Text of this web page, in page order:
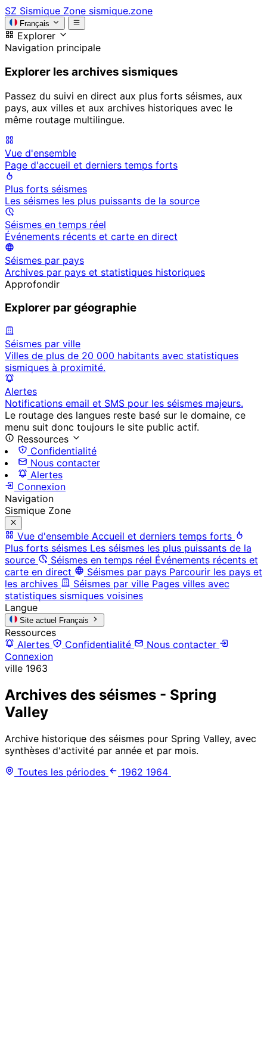
SZ Sismique Zone sismique.zone
Français
Explorer
Navigation principale
Explorer les archives sismiques
Passez du suivi en direct aux plus forts séismes, aux
pays, aux villes et aux archives historiques avec le
même routage multilingue.
Vue d'ensemble
Page d'accueil et derniers temps forts
Plus forts séismes
Les séismes les plus puissants de la source
Séismes en temps réel
Événements récents et carte en direct
Séismes par pays
Archives par pays et statistiques historiques
Approfondir
Explorer par géographie
Séismes par ville
Villes de plus de 20 000 habitants avec statistiques
sismiques à proximité.
Alertes
Notifications email et SMS pour les séismes majeurs.
Le routage des langues reste basé sur le domaine, ce
menu suit donc toujours le site public actif.
Ressources
Confidentialité
Nous contacter
Alertes
Connexion
Navigation
Sismique Zone
Vue d'ensemble Accueil et derniers temps forts
Plus forts séismes Les séismes les plus puissants de la
source
Séismes en temps réel Événements récents et
carte en direct
Séismes par pays Parcourir les pays et
les archives
Séismes par ville Pages villes avec
statistiques sismiques voisines
Langue
Site actuel Français
Ressources
Alertes
Confidentialité
Nous contacter
Connexion
ville 1963
Archives des séismes - Spring
Valley
Archive historique des séismes pour Spring Valley, avec
synthèses d'activité par année et par mois.
Toutes les périodes
1962 1964